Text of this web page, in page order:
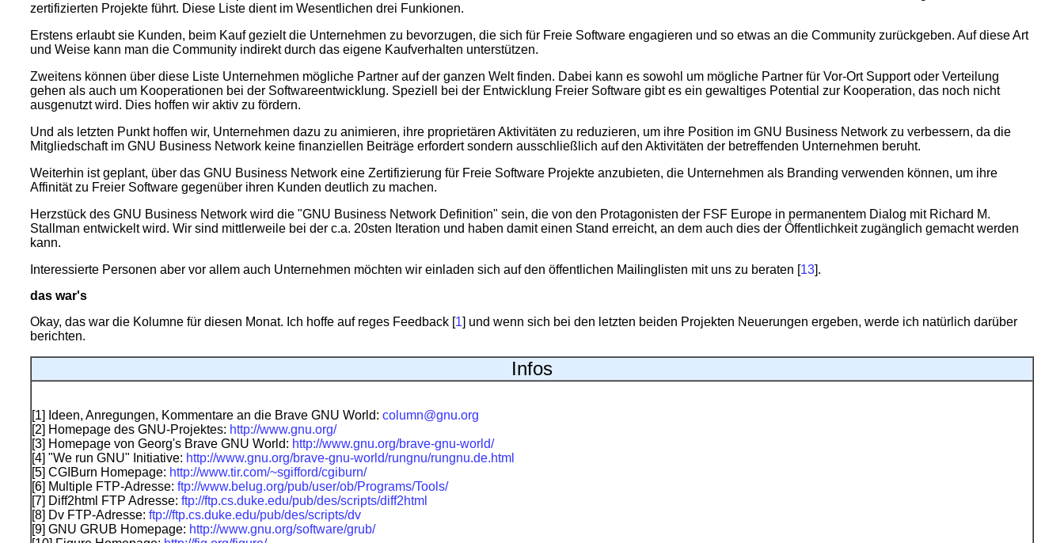
zertifizierten Projekte führt. Diese Liste dient im Wesentlichen drei Funkionen.
Erstens erlaubt sie Kunden, beim Kauf gezielt die Unternehmen zu bevorzugen, die sich für Freie Software engagieren und so etwas an die Community zurückgeben. Auf diese Art
und Weise kann man die Community indirekt durch das eigene Kaufverhalten unterstützen.
Zweitens können über diese Liste Unternehmen mögliche Partner auf der ganzen Welt finden. Dabei kann es sowohl um mögliche Partner für Vor-Ort Support oder Verteilung
gehen als auch um Kooperationen bei der Softwareentwicklung. Speziell bei der Entwicklung Freier Software gibt es ein gewaltiges Potential zur Kooperation, das noch nicht
ausgenutzt wird. Dies hoffen wir aktiv zu fördern.
Und als letzten Punkt hoffen wir, Unternehmen dazu zu animieren, ihre proprietären Aktivitäten zu reduzieren, um ihre Position im GNU Business Network zu verbessern, da die
Mitgliedschaft im GNU Business Network keine finanziellen Beiträge erfordert sondern ausschließlich auf den Aktivitäten der betreffenden Unternehmen beruht.
Weiterhin ist geplant, über das GNU Business Network eine Zertifizierung für Freie Software Projekte anzubieten, die Unternehmen als Branding verwenden können, um ihre
Affinität zu Freier Software gegenüber ihren Kunden deutlich zu machen.
Herzstück des GNU Business Network wird die "GNU Business Network Definition" sein, die von den Protagonisten der FSF Europe in permanentem Dialog mit Richard M.
Stallman entwickelt wird. Wir sind mittlerweile bei der c.a. 20sten Iteration und haben damit einen Stand erreicht, an dem auch dies der Öffentlichkeit zugänglich gemacht werden
kann.
Interessierte Personen aber vor allem auch Unternehmen möchten wir einladen sich auf den öffentlichen Mailinglisten mit uns zu beraten [13].
das war's
Okay, das war die Kolumne für diesen Monat. Ich hoffe auf reges Feedback [1] und wenn sich bei den letzten beiden Projekten Neuerungen ergeben, werde ich natürlich darüber
berichten.
Infos
[1] Ideen, Anregungen, Kommentare an die Brave GNU World: column@gnu.org
[2] Homepage des GNU-Projektes: http://www.gnu.org/
[3] Homepage von Georg's Brave GNU World: http://www.gnu.org/brave-gnu-world/
[4] "We run GNU" Initiative: http://www.gnu.org/brave-gnu-world/rungnu/rungnu.de.html
[5] CGIBurn Homepage: http://www.tir.com/~sgifford/cgiburn/
[6] Multiple FTP-Adresse: ftp://www.belug.org/pub/user/ob/Programs/Tools/
[7] Diff2html FTP Adresse: ftp://ftp.cs.duke.edu/pub/des/scripts/diff2html
[8] Dv FTP-Adresse: ftp://ftp.cs.duke.edu/pub/des/scripts/dv
[9] GNU GRUB Homepage: http://www.gnu.org/software/grub/